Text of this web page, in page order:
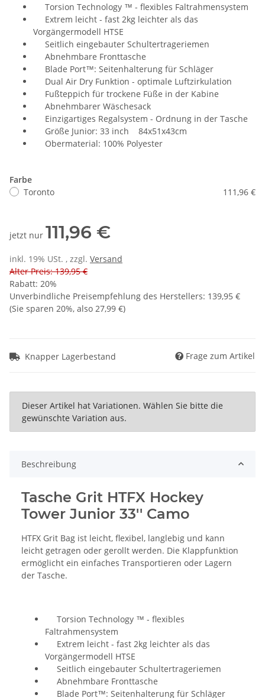
Torsion Technology ™ - flexibles Faltrahmensystem
Extrem leicht - fast 2kg leichter als das
Vorgängermodell HTSE
Seitlich eingebauter Schultertrageriemen
Abnehmbare Fronttasche
Blade Port™: Seitenhalterung für Schläger
Dual Air Dry Funktion - optimale Luftzirkulation
Fußteppich für trockene Füße in der Kabine
Abnehmbarer Wäschesack
Einzigartiges Regalsystem - Ordnung in der Tasche
Größe Junior: 33 inch 84x51x43cm
Obermaterial: 100% Polyester
Farbe
Toronto
111,96 €
jetzt nur 111,96 €
inkl. 19% USt. , zzgl. Versand
Alter Preis: 139,95 €
Rabatt: 20%
Unverbindliche Preisempfehlung des Herstellers: 139,95 €
(Sie sparen 20%, also 27,99 €)
Knapper Lagerbestand Frage zum Artikel
x
Dieser Artikel hat Variationen. Wählen Sie bitte die
gewünschte Variation aus.
Beschreibung
Tasche Grit HTFX Hockey
Tower Junior 33'' Camo
HTFX Grit Bag ist leicht, flexibel, langlebig und kann
leicht getragen oder gerollt werden. Die Klappfunktion
ermöglicht ein einfaches Transportieren oder Lagern
der Tasche.
Torsion Technology ™ - flexibles
Faltrahmensystem
Extrem leicht - fast 2kg leichter als das
Vorgängermodell HTSE
Seitlich eingebauter Schultertrageriemen
Abnehmbare Fronttasche
Blade Port™: Seitenhalterung für Schläger